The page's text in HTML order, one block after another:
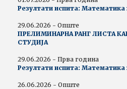
Резултати испита: Математика
29.06.2026 - Опште
ПРЕЛИМИНАРНА РАНГ ЛИСТА
СТУДИЈА
29.06.2026 - Прва година
Резултати испита: Математика
26.06.2026 - Опште